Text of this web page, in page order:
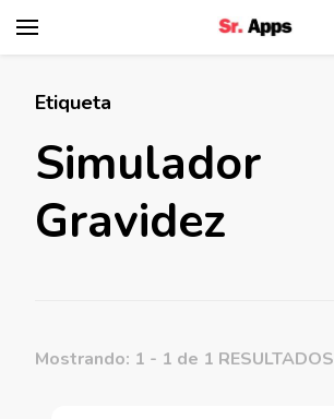
Etiqueta
Simulador
Gravidez
Mostrando: 1 - 1 de 1 RESULTADOS